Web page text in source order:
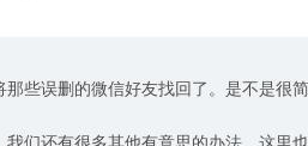
些误删的微信好友找回了。是不是很
们还有很多其他有意思的办法。这里